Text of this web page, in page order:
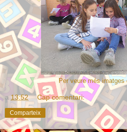
Per veure més imatges
a 13:52 Cap comentari:
Comparteix